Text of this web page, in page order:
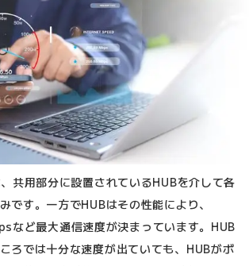
共用部分に設置されているHUBを介して各
です。一方でHUBはその性能により、
ど最大通信速度が決まっています。HUB
ろでは十分な速度が出ていても、HUBがボ